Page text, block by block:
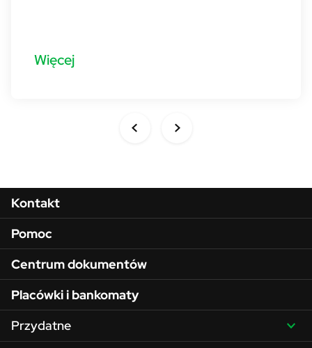
Więcej
Menu w stopce
Kontakt
Pomoc
Centrum dokumentów
Placówki i bankomaty
Przydatne